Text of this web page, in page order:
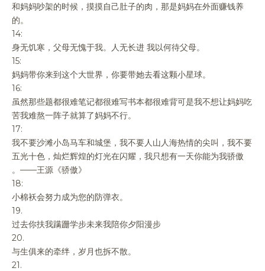
和妈妈吵架的时候，摸摸自己肚子的肉，那是妈妈在外面赚钱养
的。
14:
身无饥寒，父母无愧于我。人无长进 我以何待父母。
15:
妈妈带你来到这个大世界，你要带她去看这颗小星球。
16:
虽然那些题都很难笔记都很难写书本都很难背可是我不想让妈妈吃
苦我难熬一阵子就算了妈妈不行。
17:
我不要沙滩小岛马车和城堡，我不要人山人海热情的尖叫，我不要
五光十色，灿烂辉煌的灯光在闪耀，我只想有一天你能为我骄傲
。——王源《骄傲》
18:
小棉袄会努力成为您的防弹衣。
19.
过去你扶我蹒跚学步未来我陪你夕阳漫步
20.
与生俱来的牵绊，岁月也拆不散。
21.